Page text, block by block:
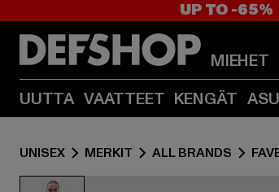
UP TO -65%
MIEHET
UUTTA VAATTEET KENGÄT
UNISEX MERKIT ALL BRANDS